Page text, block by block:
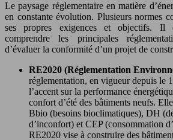
Le paysage réglementaire en matière
en constante évolution. Plusieurs normes
ses propres exigences et objectifs. Il
comprendre les principales
d’évaluer la conformité d’un projet de
RE2020 (Réglementation
réglementation, en vigueur depuis le
l’accent sur la performance
confort d’été des bâtiments neufs.
Bbio (besoins bioclimatiques), DH
d’inconfort) et CEP (consommation
RE2020 vise à construire des